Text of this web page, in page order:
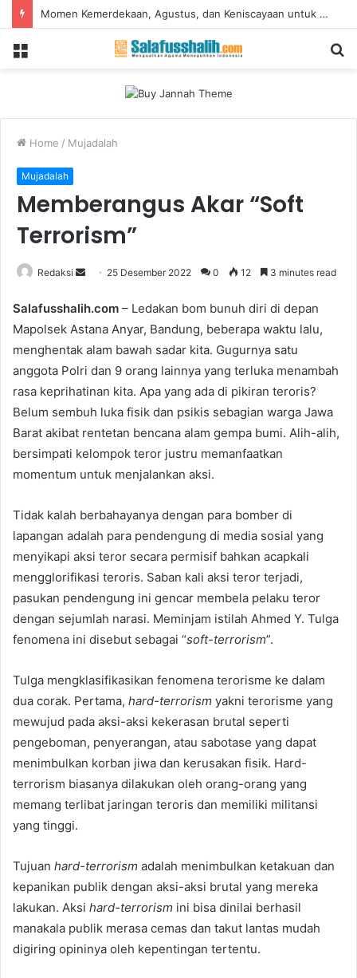
Momen Kemerdekaan, Agustus, dan Keniscayaan untuk Mewaspadai Terorisme
Home / Mujadalah
Mujadalah
Memberangus Akar “Soft
Terrorism”
Redaksi
n
d
a
n
e
m
25 Desember 2022 0 12 3 minutes read
Salafusshalih.com – Ledakan bom bunuh diri di depan
Mapolsek Astana Anyar, Bandung, beberapa waktu lalu,
menghentak alam bawah sadar kita. Gugurnya satu
anggota Polri dan 9 orang lainnya yang terluka menambah
rasa keprihatinan kita. Apa yang ada di pikiran teroris?
Belum sembuh luka fisik dan psikis sebagian warga Jawa
Barat akibat rentetan bencana alam gempa bumi. Alih-alih,
bersimpati kelompok teror justru memanfaatkan
momentum untuk menjalankan aksi.
Tidak kalah berbahayanya dengan para bomber di
lapangan adalah para pendengung di media sosial yang
menyikapi aksi teror secara permisif bahkan acapkali
mengglorifikasi teroris. Saban kali aksi teror terjadi,
pasukan pendengung ini gencar membela pelaku teror
dengan sejumlah narasi. Meminjam istilah Ahmed Y. Tulga
fenomena ini disebut sebagai “soft-terrorism”.
Tulga mengklasifikasikan fenomena terorisme ke dalam
dua corak. Pertama, hard-terrorism yakni terorisme yang
mewujud pada aksi-aksi kekerasan brutal seperti
pengeboman, penyerangan, atau sabotase yang dapat
menimbulkan korban jiwa dan kerusakan fisik. Hard-
terrorism biasanya dilakukan oleh orang-orang yang
memang terlibat jaringan teroris dan memiliki militansi
yang tinggi.
Tujuan hard-terrorism adalah menimbulkan ketakuan dan
kepanikan publik dengan aksi-aksi brutal yang mereka
lakukan. Aksi hard-terrorism ini bisa dinilai berhasil
manakala publik merasa cemas dan takut lantas mudah
digiring opininya oleh kepentingan tertentu.